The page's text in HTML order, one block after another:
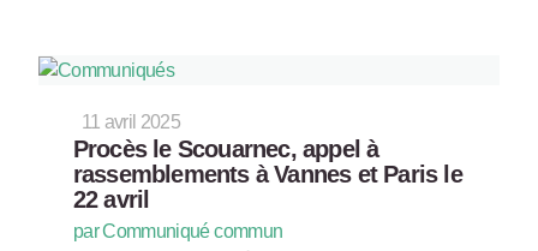
11 avril 2025
Procès le Scouarnec, appel à
rassemblements à Vannes et Paris le
22 avril
par Communiqué commun